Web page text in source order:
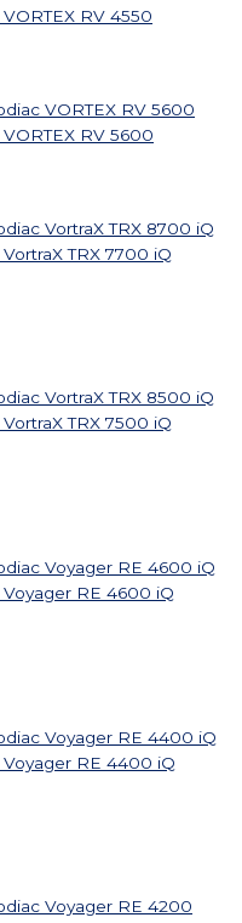
VORTEX RV 5600
VortraX TRX 8700 iQ
VortraX TRX 8500 iQ
Voyager RE 4600 iQ
Voyager RE 4400 iQ
Voyager RE 4200